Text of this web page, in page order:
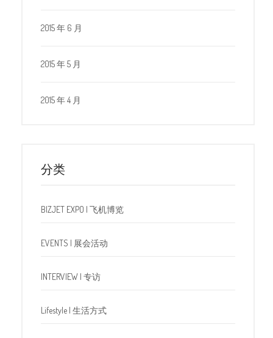
2015 年 6 月
2015 年 5 月
2015 年 4 月
分类
BIZJET EXPO | 飞机博览
EVENTS | 展会活动
INTERVIEW | 专访
Lifestyle | 生活方式